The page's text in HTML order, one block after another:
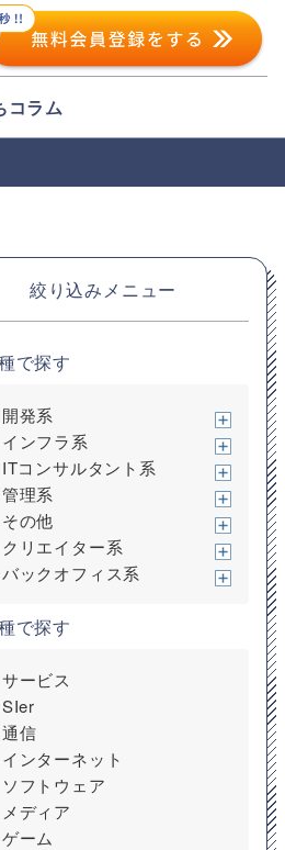
コラム
絞り込みメニュー
で探す
開発系
インフラ系
ITコンサルタント系
管理系
その他
クリエイター系
バックオフィス系
で探す
サービス
SIer
通信
インターネット
ソフトウェア
メディア
ゲーム